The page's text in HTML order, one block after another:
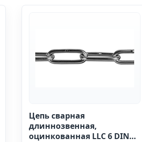
Цепь сварная
длиннозвенная,
оцинкованная LLC 6 DIN